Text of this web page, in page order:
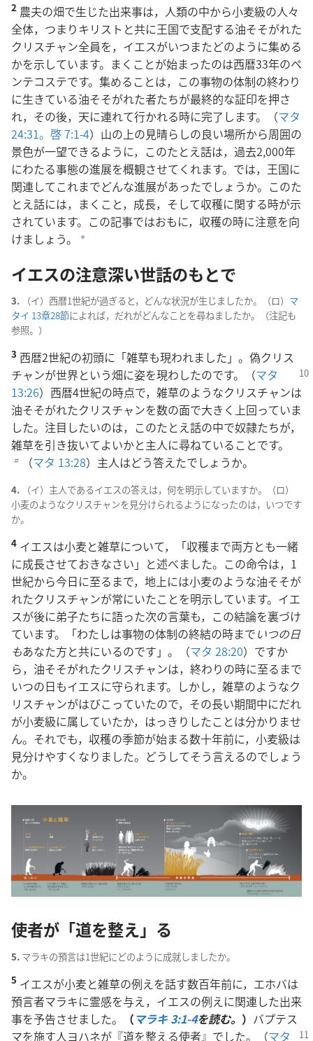
2 農夫の畑で生じた出来事は，人類の中から小麦級の人々
全体，つまりキリストと共に王国で支配する油そそがれた
クリスチャン全員を，イエスがいつまたどのように集める
かを示しています。まくことが始まったのは西暦33年のペ
ンテコステです。集めることは，この事物の体制の終わり
に生きている油そそがれた者たちが最終的な証印を押さ
れ，その後，天に連れて行かれる時に完了します。（マタ
24:31。 啓 7:1-4）山の上の見晴らしの良い場所から周囲の
景色が一望できるように，このたとえ話は，過去2,000年
にわたる事態の進展を概観させてくれます。では，王国に
関連してこれまでどんな進展があったでしょうか。このた
とえ話には，まくこと，成長，そして収穫に関する時が示
されています。この記事ではおもに，収穫の時に注意を向
けましょう。
a
イエスの注意深い世話のもとで
3. （イ）西暦1世紀が過ぎると，どんな状況が生じましたか。（ロ） マ
タイ 13章28節によれば，だれがどんなことを尋ねましたか。（注記も
参照。）
3 西暦2世紀の初頭に「雑草も現われました」。偽クリス
チャンが世界という畑に姿を現わしたのです。（マタ
13:26）西暦4世紀の時点で，雑草のようなクリスチャンは
油そそがれたクリスチャンを数の面で大きく上回っていま
した。注目したいのは，このたとえ話の中で奴隷たちが，
雑草を引き抜いてよいかと主人に尋ねていることです。
b （マタ 13:28）主人はどう答えたでしょうか。
4. （イ）主人であるイエスの答えは，何を明示していますか。（ロ）
小麦のようなクリスチャンを見分けられるようになったのは，いつです
か。
4 イエスは小麦と雑草について，「収穫まで両方とも一緒
に成長させておきなさい」と述べました。この命令は，1
世紀から今日に至るまで，地上には小麦のような油そそが
れたクリスチャンが常にいたことを明示しています。イエ
スが後に弟子たちに語った次の言葉も，この結論を裏づけ
ています。「わたしは事物の体制の終結の時までいつの日
もあなた方と共にいるのです」。（マタ 28:20）ですか
ら，油そそがれたクリスチャンは，終わりの時に至るまで
いつの日もイエスに守られます。しかし，雑草のようなク
リスチャンがはびこっていたので，その長い期間中にだれ
が小麦級に属していたか，はっきりしたことは分かりませ
ん。それでも，収穫の季節が始まる数十年前に，小麦級は
見分けやすくなりました。どうしてそう言えるのでしょう
か。
使者が「道を整え」る
5. マラキの預言は1世紀にどのように成就しましたか。
5 イエスが小麦と雑草の例えを話す数百年前に，エホバは
預言者マラキに霊感を与え，イエスの例えに関連した出来
事を予告させました。
（マラキ 3:1-4を読む。 ） バプテス
マを施す人ヨハネが『道を整える使者』でした。
（マタ